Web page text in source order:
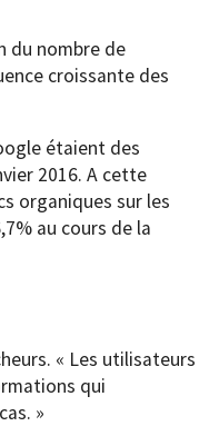
du nombre de
croissante des
étaient des
2016. A cette
organiques sur les
au cours de la
« Les utilisateurs
qui
»